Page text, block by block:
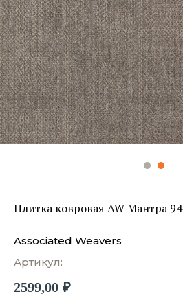
Плитка ковровая AW Мантра 94
Associated Weavers
Артикул:
2599,00 ₽